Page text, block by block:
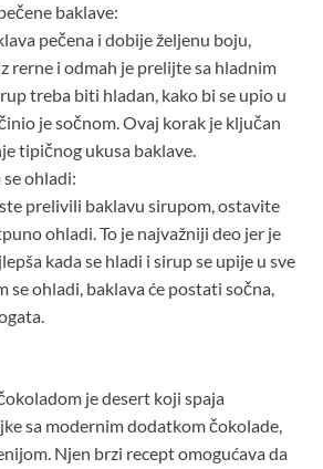
baklave:
pečena i dobije željenu boju,
rerne i odmah je prelijte sa hladnim
treba biti hladan, kako bi se upio u
je sočnom. Ovaj korak je ključan
tipičnog ukusa baklave.
ohladi:
prelivili baklavu sirupom, ostavite
ohladi. To je najvažniji deo jer je
kada se hladi i sirup se upije u sve
se ohladi, baklava će postati sočna,
je desert koji spaja
sa modernim dodatkom čokolade,
Njen brzi recept omogućava da